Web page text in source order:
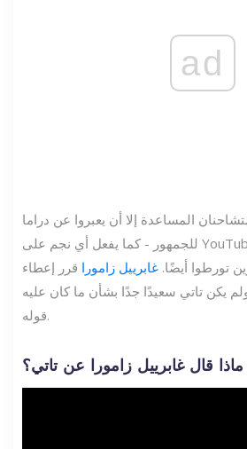
ad
المساعدة إلا أن يعبروا عن دراما
للجمهور - كما يفعل أي نجم على YouTube - ويبدو أن المؤثرين
تورطوا أيضًا. غابرييل زامورا قرر إعطاء
يكن تاتي سعيدًا جدًا بشأن ما كان عليه
قوله.
ماذا قال غابرييل زامورا عن تاتي؟